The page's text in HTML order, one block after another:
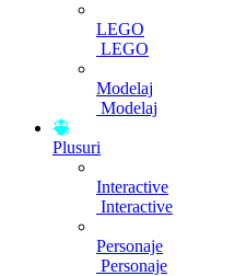
LEGO
LEGO
Modelaj
Modelaj
Plusuri
Interactive
Interactive
Personaje
Personaje